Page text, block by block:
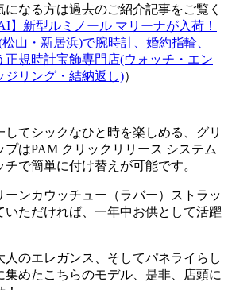
なる方は過去のご紹介記事をご覧く
】新型ルミノール マリーナが入荷！
山・新居浜)で腕時計、婚約指輪、
正規時計宝飾専門店(ウォッチ・エン
ジリング・結納返し)）
してシックなひと時を楽しめる、グリ
はPAM クリックリリース システム
で簡単に付け替えが可能です。
ーンカウッチュー（ラバー）ストラッ
いただければ、一年中お供として活躍
のエレガンス、そしてパネライらし
集めたこちらのモデル、是非、店頭に